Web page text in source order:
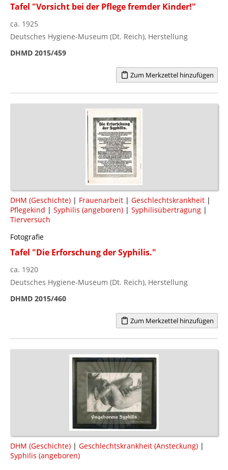
Tafel "Vorsicht bei der Pflege fremder Kinder!"
ca. 1925
Deutsches Hygiene-Museum (Dt. Reich), Herstellung
DHMD 2015/459
Zum Merkzettel hinzufügen
DHM (Geschichte) | Frauenarbeit | Geschlechtskrankheit |
Pflegekind | Syphilis (angeboren) | Syphilisübertragung |
Tierversuch
Fotografie
Tafel "Die Erforschung der Syphilis."
ca. 1920
Deutsches Hygiene-Museum (Dt. Reich), Herstellung
DHMD 2015/460
Zum Merkzettel hinzufügen
DHM (Geschichte) | Geschlechtskrankheit (Ansteckung) |
Syphilis (angeboren)